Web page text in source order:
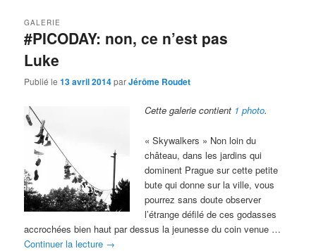
#PICODAY: non, ce n’est pas
Luke
GALERIE
Publié le13 avril 2014parJérôme Roudet
Cette galerie contient 1 photo.
« Skywalkers » Non loin du
château, dans les jardins qui
dominent Prague sur cette petite
bute qui donne sur la ville, vous
pourrez sans doute observer
l’étrange défilé de ces godasses
accrochées bien haut par dessus la jeunesse du coin venue …
Continuer la lecture →